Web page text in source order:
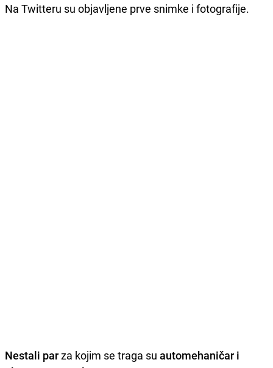
Na Twitteru su objavljene prve snimke i fotografije.
Nestali parza kojim se traga su automehaničar i